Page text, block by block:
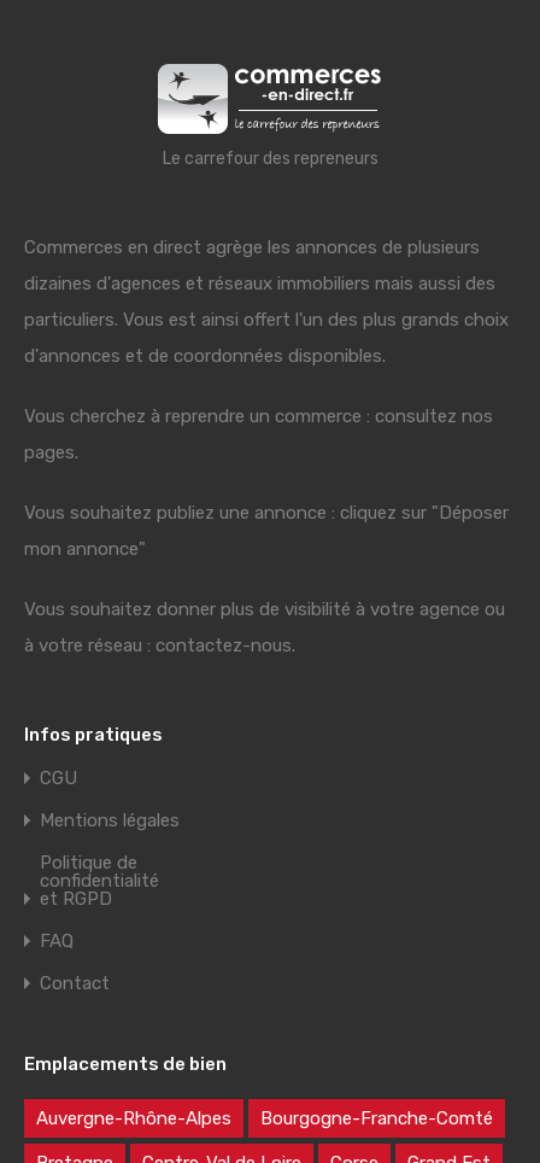
Le carrefour des repreneurs
Commerces en direct agrège les annonces de plusieurs
dizaines d'agences et réseaux immobiliers mais aussi des
particuliers. Vous est ainsi offert l'un des plus grands choix
d'annonces et de coordonnées disponibles.
Vous cherchez à reprendre un commerce : consultez nos
pages.
Vous souhaitez publiez une annonce : cliquez sur "Déposer
mon annonce"
Vous souhaitez donner plus de visibilité à votre agence ou
à votre réseau : contactez-nous.
Infos pratiques
CGU
Mentions légales
Politique de
confidentialité
et RGPD
FAQ
Contact
Emplacements de bien
Auvergne-Rhône-Alpes Bourgogne-Franche-Comté